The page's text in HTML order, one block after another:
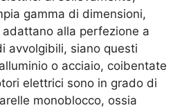
gamma di dimensioni,
alla perfezione a
avvolgibili, siano questi
o acciaio, coibentate
elettrici sono in grado di
monoblocco, ossia